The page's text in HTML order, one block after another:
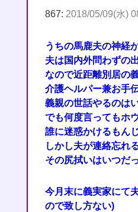
867: 2018/05/09(水)
うちの馬鹿夫の神経
夫は国内外問わずの
なので近距離別居の
介護ヘルパー兼お手
義親の世話やるのは
でも何度言ってもホ
誰に迷惑かけるもん
しかし夫が連絡忘れ
その尻拭いはいつだ
今月末に義実家にて
ので致し方ない)